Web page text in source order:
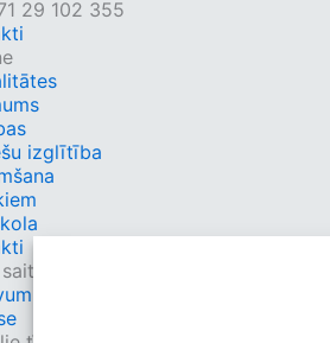
29 102 355
izglītība